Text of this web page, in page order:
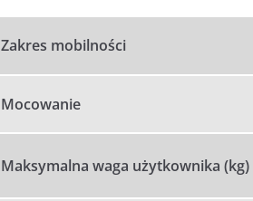
Zakres mobilności
Mocowanie
Maksymalna waga użytkownika (kg)